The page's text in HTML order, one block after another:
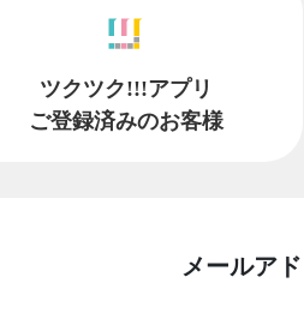
ツクツク!!!アプリ
ご登録済みのお客様
メールア